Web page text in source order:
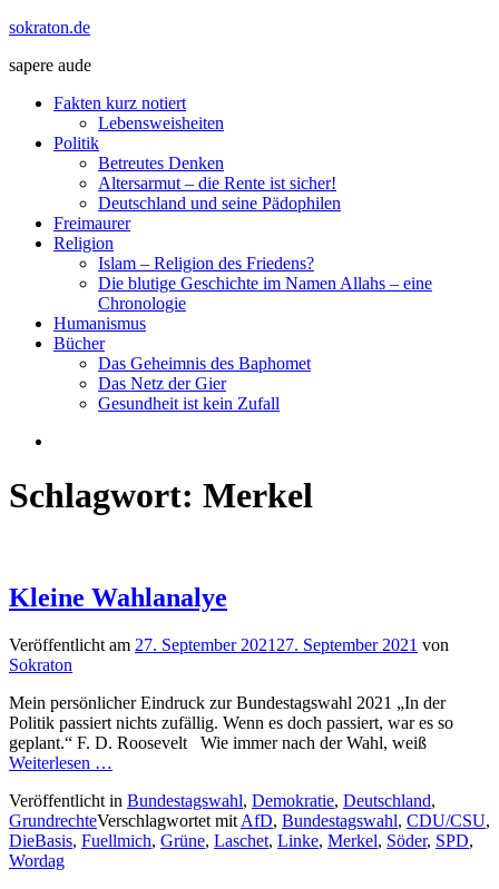
Zum
springen
sokraton.de
sapere aude
Menü
Fakten kurz notiert
Lebensweisheiten
Politik
Betreutes Denken
Altersarmut – die Rente ist sicher!
Deutschland und seine Pädophilen
Freimaurer
Religion
Islam – Religion des Friedens?
Die blutige Geschichte im Namen Allahs – eine
Chronologie
Humanismus
Bücher
Das Geheimnis des Baphomet
Das Netz der Gier
Gesundheit ist kein Zufall
Schlagwort: Merkel
Kleine Wahlanalye
Veröffentlicht am 27. September 2021 27. September 2021 von
Sokraton
Mein persönlicher Eindruck zur Bundestagswahl 2021 „In der
Politik passiert nichts zufällig. Wenn es doch passiert, war es so
geplant.“ F. D. Roosevelt Wie immer nach der Wahl, weiß
Weiterlesen …
Veröffentlicht in Bundestagswahl, Demokratie, Deutschland,
GrundrechteVerschlagwortet mit AfD, Bundestagswahl, CDU/CSU,
DieBasis, Fuellmich, Grüne, Laschet, Linke, Merkel, Söder, SPD,
Wordag